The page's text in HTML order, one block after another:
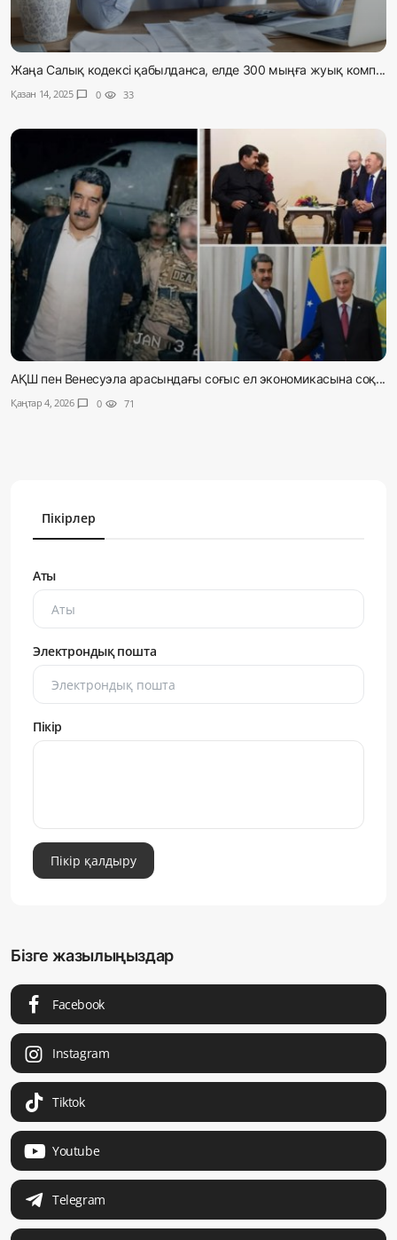
Жаңа Салық кодексі қабылданса, елде 300 мыңға жуық комп...
Қазан 14, 2025 chat_bubble 0 visibility 33
АҚШ пен Венесуэла арасындағы соғыс ел экономикасына соқ...
Қаңтар 4, 2026 chat_bubble 0 visibility 71
Пікірлер
Аты
Электрондық пошта
Пікір
Пікір қалдыру
Бізге жазылыңыздар
Facebook
Instagram
Tiktok
Youtube
Telegram